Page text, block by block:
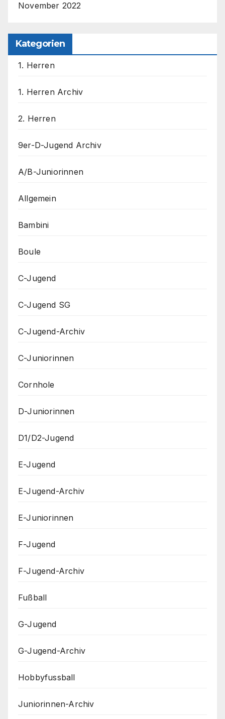
November 2022
Kategorien
1. Herren
1. Herren Archiv
2. Herren
9er-D-Jugend Archiv
A/B-Juniorinnen
Allgemein
Bambini
Boule
C-Jugend
C-Jugend SG
C-Jugend-Archiv
C-Juniorinnen
Cornhole
D-Juniorinnen
D1/D2-Jugend
E-Jugend
E-Jugend-Archiv
E-Juniorinnen
F-Jugend
F-Jugend-Archiv
Fußball
G-Jugend
G-Jugend-Archiv
Hobbyfussball
Juniorinnen-Archiv